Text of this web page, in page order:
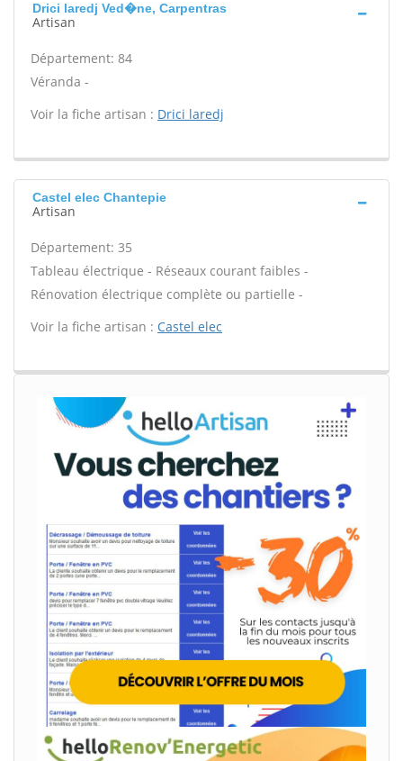
Drici laredj Ved�ne, Carpentras
Artisan
Département: 84
Véranda -
Voir la fiche artisan : Drici laredj
Castel elec Chantepie
Artisan
Département: 35
Tableau électrique - Réseaux courant faibles -
Rénovation électrique complète ou partielle -
Voir la fiche artisan : Castel elec